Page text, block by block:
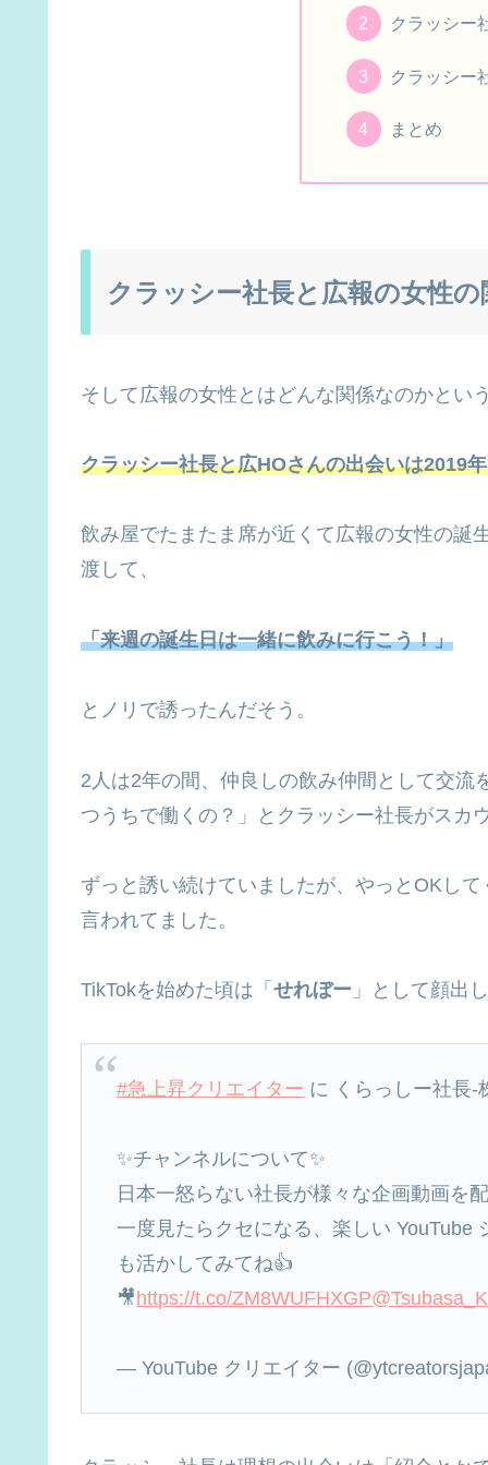
クラッシー
クラッシー
まとめ
クラッシー社長と広報の女性の
そして広報の女性とはどんな関係なのかという
クラッシー社長と広HOさんの出会いは2019
飲み屋でたまたま席が近くて広報の女性の誕
渡して、
「来週の誕生日は一緒に飲みに行こう！」
とノリで誘ったんだそう。
2人は2年の間、仲良しの飲み仲間として交
つうちで働くの？」とクラッシー社長がスカ
ずっと誘い続けていましたが、やっとOKし
言われてました。
TikTokを始めた頃は「 せれぼー 」として顔出
#急上昇クリエイター に くらっしー社長-
✨チャンネルについて✨
日本一怒らない社長が様々な企画動画を
一度見たらクセになる、楽しい YouTube
も活かしてみてね👍
🎥https://t.co/ZM8WUFHXGP
— YouTube クリエイター